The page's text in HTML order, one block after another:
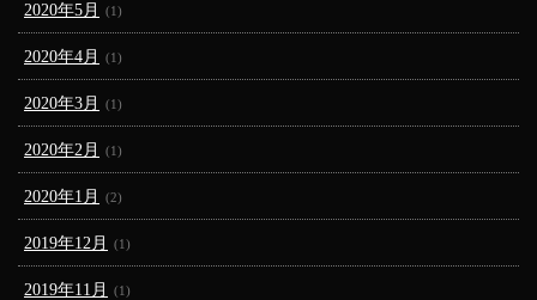
2020年5月 (1)
2020年4月 (1)
2020年3月 (1)
2020年2月 (1)
2020年1月 (2)
2019年12月 (1)
2019年11月 (1)